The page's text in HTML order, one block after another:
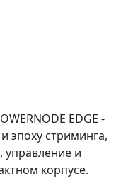
EDGE -
эпоху стриминга,
управление и
корпусе.